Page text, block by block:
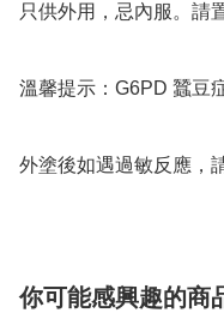
只供外用，忌內服。請
溫馨提示：G6PD 蠶豆
外塗後如遇過敏反應，
你可能感興趣的商